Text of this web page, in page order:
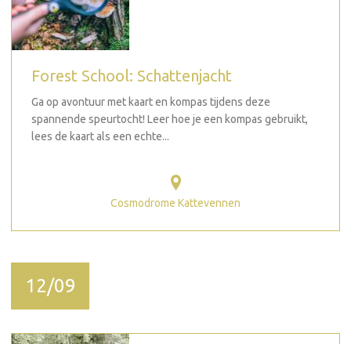
Forest School: Schattenjacht
Ga op avontuur met kaart en kompas tijdens deze
spannende speurtocht! Leer hoe je een kompas gebruikt,
lees de kaart als een echte...
Cosmodrome Kattevennen
12/09